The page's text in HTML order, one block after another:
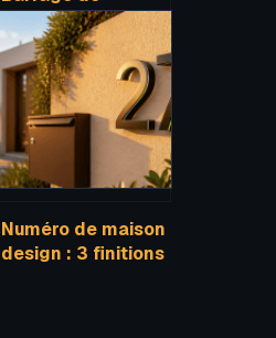
villerest : histoire,
visites et enjeux
pour la loire
Numéro de maison
design : 3 finitions